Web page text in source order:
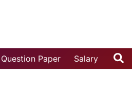
Question Paper Salary